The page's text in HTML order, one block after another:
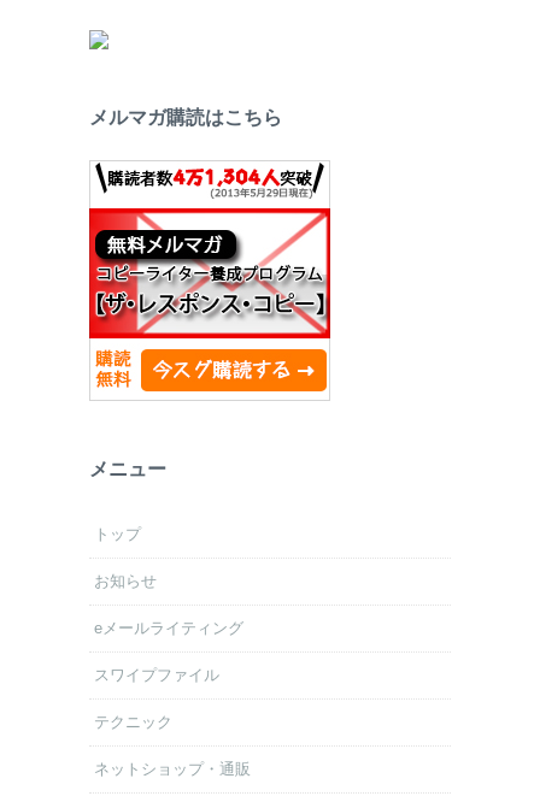
メルマガ購読はこちら
メニュー
トップ
お知らせ
eメールライティング
スワイプファイル
テクニック
ネットショップ・通販